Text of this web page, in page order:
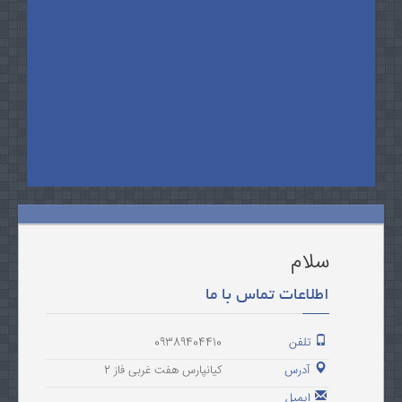
سلام
اطلاعات تماس با ما
تلفن
09389404410
آدرس
کیانپارس هفت غربی فاز 2
ایمیل